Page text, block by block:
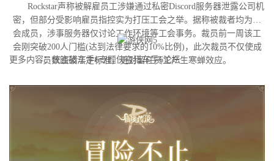
Rockstar声称被解雇员工涉嫌通过私密Discord服务器泄露公司机
密，但部分受影响雇员指控实为打压工会之举。据称被裁者均为工
会成员，涉事服务器仅讨论工作环境等工会事务。裁员前一周该工
会刚突破200人门槛(达到法律要求的10%比例)，此次裁员不仅使成
员数跌破法定标准，更对留任员工产生寒蝉效应。
更多内容：侠盗猎车手6专题侠盗猎车手6论坛